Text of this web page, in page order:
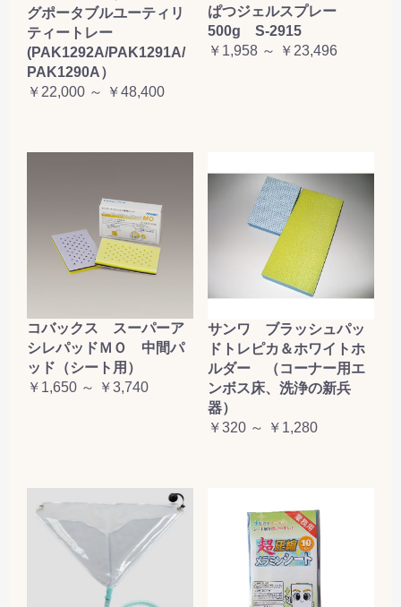
グポータブルユーティリ
ティートレー
(PAK1292A/PAK1291A/
PAK1290A）
￥22,000 ～ ￥48,400
ぱつジェルスプレー
500g S-2915
￥1,958 ～ ￥23,496
コバックス スーパーア
シレパッドＭＯ 中間パ
ッド（シート用）
￥1,650 ～ ￥3,740
サンワ ブラッシュパッ
ドトレピカ＆ホワイトホ
ルダー （コーナー用エ
ンボス床、洗浄の新兵
器）
￥320 ～ ￥1,280